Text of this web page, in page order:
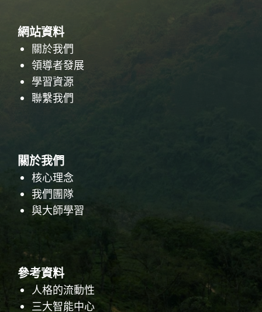
網站資料
關於我們
領導者發展
學習資源
聯繫我們
關於我們
核心理念
我們團隊
與大師學習
參考資料
人格的流動性
三大智能中心